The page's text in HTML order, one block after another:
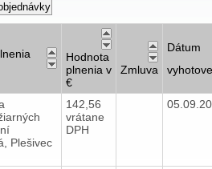
Hodnota
plnenia v
€
Zmluva
Dátum
Plešivec
142,56
vrátane
DPH